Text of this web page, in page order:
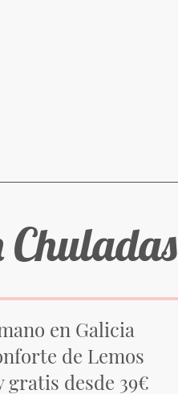
en Galicia
de Lemos
gratis desde 39€